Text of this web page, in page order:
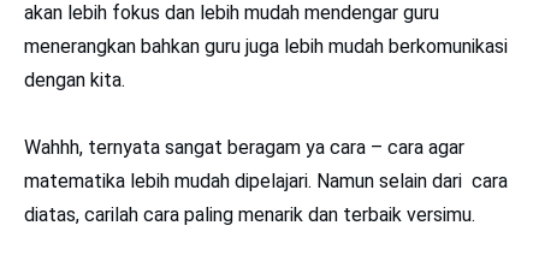
akan lebih fokus dan lebih mudah mendengar guru
menerangkan bahkan guru juga lebih mudah berkomunikasi
dengan kita.
Wahhh, ternyata sangat beragam ya cara – cara agar
matematika lebih mudah dipelajari. Namun selain dari cara
diatas, carilah cara paling menarik dan terbaik versimu.